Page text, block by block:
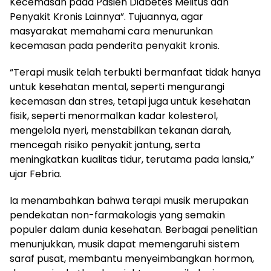
Penyakit Kronis Lainnya”. Tujuannya, agar
masyarakat memahami cara menurunkan
kecemasan pada penderita penyakit kronis.
“Terapi musik telah terbukti bermanfaat tidak hanya
untuk kesehatan mental, seperti mengurangi
kecemasan dan stres, tetapi juga untuk kesehatan
fisik, seperti menormalkan kadar kolesterol,
mengelola nyeri, menstabilkan tekanan darah,
mencegah risiko penyakit jantung, serta
meningkatkan kualitas tidur, terutama pada lansia,”
ujar Febria.
Ia menambahkan bahwa terapi musik merupakan
pendekatan non-farmakologis yang semakin
populer dalam dunia kesehatan. Berbagai penelitian
menunjukkan, musik dapat memengaruhi sistem
saraf pusat, membantu menyeimbangkan hormon,